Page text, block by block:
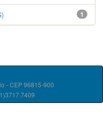
1
- CEP 96815-900